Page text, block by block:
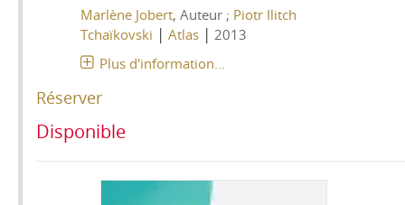
Marlène Jobert, Auteur ; Piotr Ilitch
Tchaïkovski |Atlas |2013
Plus d'information...
Réserver
Disponible